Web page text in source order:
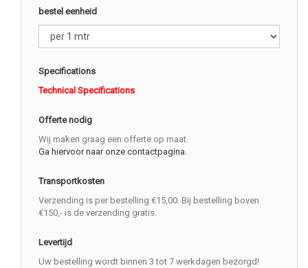
bestel eenheid
Specifications
Technical Specifications
Offerte nodig
Wij maken graag een offerte op maat.
Ga hiervoor naar onze contactpagina.
Transportkosten
Verzending is per bestelling €15,00. Bij bestelling boven
€150,- is de verzending gratis.
Levertijd
Uw bestelling wordt binnen 3 tot 7 werkdagen bezorgd!